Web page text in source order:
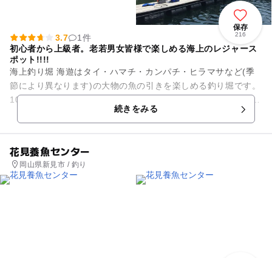
保存
216
3.7
1件
初心者から上級者。老若男女皆様で楽しめる海上のレジャース
ポット!!!!
海上釣り堀 海遊はタイ・ハマチ・カンパチ・ヒラマサなど(季
節により異なります)の大物の魚の引きを楽しめる釣り堀です。
10:30～15:00時間内釣り放題。釣った魚は全部お持ち帰り頂け
続きをみる
花見養魚センター
岡山県新見市 / 釣り